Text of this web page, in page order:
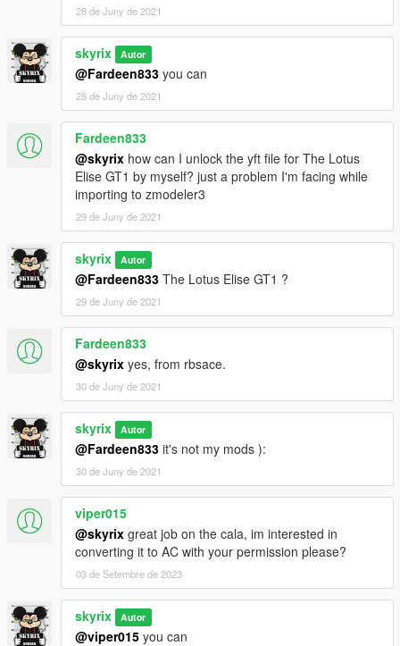
28 de Juny de 2021
skyrix Autor
@Fardeen833 you can
28 de Juny de 2021
Fardeen833
@skyrix how can I unlock the yft file for The Lotus
Elise GT1 by myself? just a problem I'm facing while
importing to zmodeler3
29 de Juny de 2021
skyrix Autor
@Fardeen833 The Lotus Elise GT1 ?
29 de Juny de 2021
Fardeen833
@skyrix yes, from rbsace.
30 de Juny de 2021
skyrix Autor
@Fardeen833 it's not my mods ):
30 de Juny de 2021
viper015
@skyrix great job on the cala, im interested in
converting it to AC with your permission please?
03 de Setembre de 2023
skyrix Autor
@viper015 you can